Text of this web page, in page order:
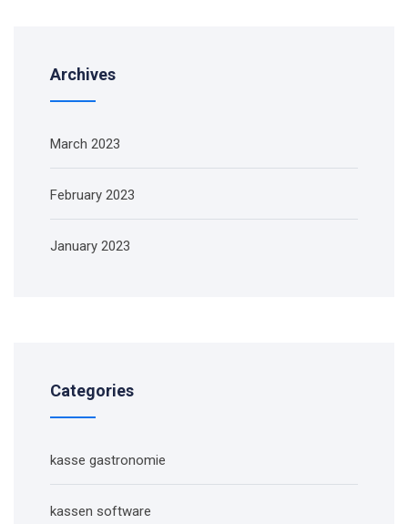
Archives
March 2023
February 2023
January 2023
Categories
kasse gastronomie
kassen software